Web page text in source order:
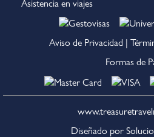
Asistencia en viajes
Aviso de Privacidad |
Formas de
Diseñado por